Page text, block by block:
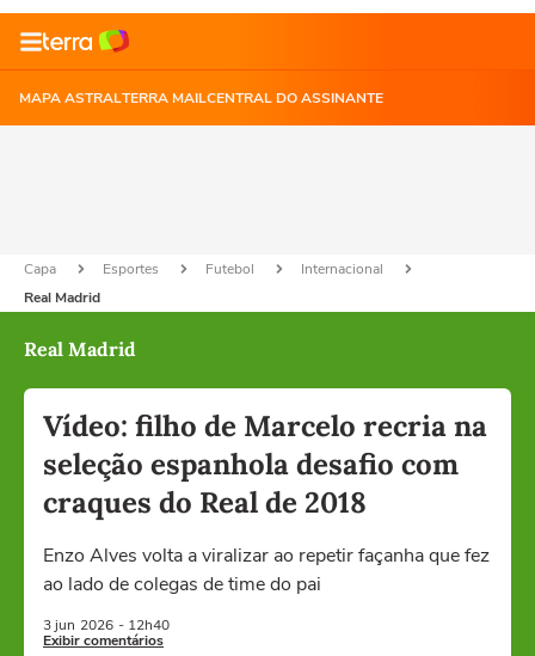
MAPA ASTRALTERRA MAILCENTRAL DO ASSINANTE
Capa Esportes Futebol
Internacional
Real Madrid
Real Madrid
Vídeo: filho de Marcelo recria na
seleção espanhola desafio com
craques do Real de 2018
Enzo Alves volta a viralizar ao repetir façanha que fez
ao lado de colegas de time do pai
3 jun 2026 - 12h40
Exibir comentários